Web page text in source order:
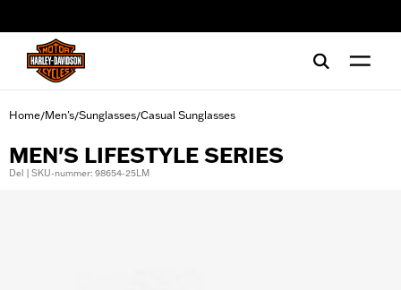
Home/Men's/Sunglasses/Casual Sunglasses
MEN'S LIFESTYLE SERIES
Del | SKU-nummer: 98654-25LM